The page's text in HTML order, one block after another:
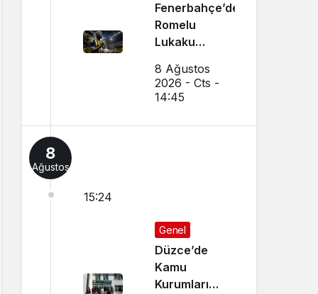
Fenerbahçe’den
Romelu
Lukaku
Napoli ile
Görüşmeler
8 Ağustos
2026 - Cts -
14:45
8
Ağustos
15:24
Genel
Düzce’de
Kamu
Kurumları